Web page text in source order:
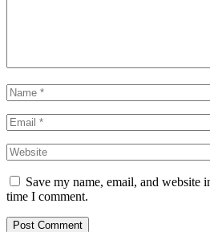
Save my name, email, and website
time I comment.